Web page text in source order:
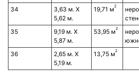
34
3,63 м. Х
5,62 м.
19,71 м2
35
9,19 м. Х
5,87 м.
53,95 м2
36
2,65 м. Х
5,19 м.
13,75 м2